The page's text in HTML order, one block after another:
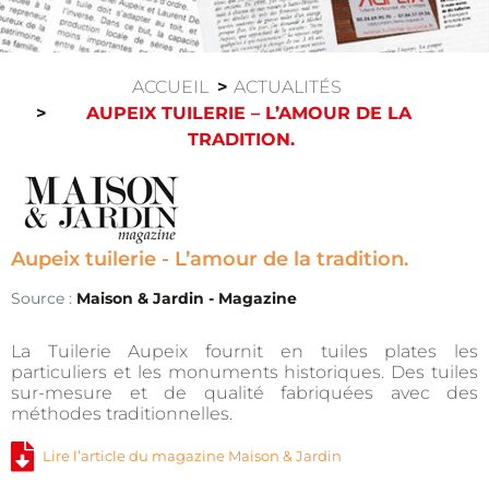
ACCUEIL
ACTUALITÉS
AUPEIX TUILERIE – L’AMOUR DE LA
TRADITION.
Aupeix tuilerie - L’amour de la tradition.
Source : Maison & Jardin - Magazine
La Tuilerie Aupeix fournit en tuiles plates les
particuliers et les monuments historiques. Des tuiles
sur-mesure et de qualité fabriquées avec des
méthodes traditionnelles.
Lire l’article du magazine Maison & Jardin